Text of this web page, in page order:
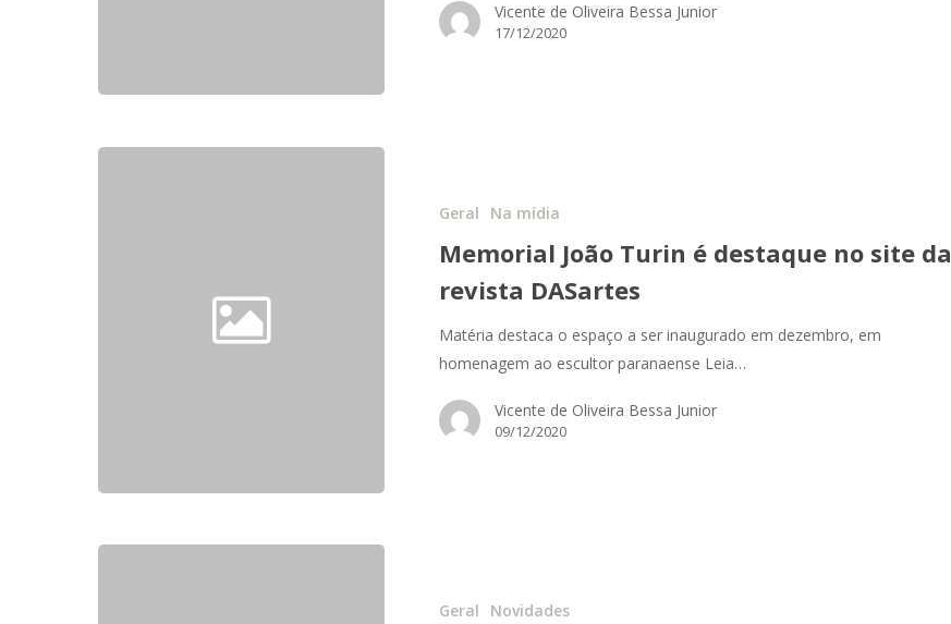
Vicente de Oliveira Bessa Junior
17/12/2020
Geral Na mídia
Memorial João Turin é destaque no site da
revista DASartes
Matéria destaca o espaço a ser inaugurado em dezembro, em
homenagem ao escultor paranaense Leia…
Vicente de Oliveira Bessa Junior
09/12/2020
Geral Novidades